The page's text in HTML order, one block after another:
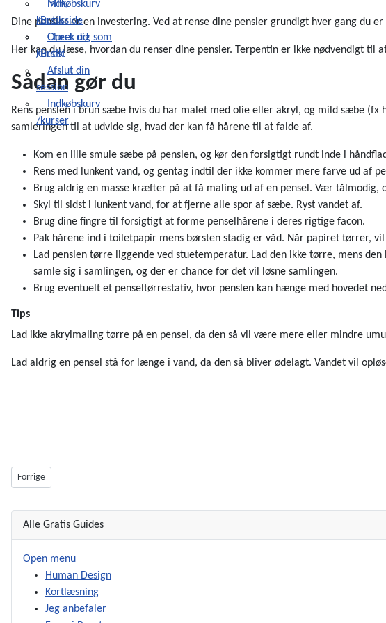
Indkøbskurv
/Butik
Check ud
/Butik
Min
kursusside
Opret dig som
kursist
Afslut din
session
Indkøbskurv
/kurser
Dine pensler er en investering. Ved at rense dine pensler grundigt hver gang du
Her kan du læse, hvordan du renser dine pensler. Terpentin er ikke nødvendigt
Sådan gør du
Rens penslen i brun sæbe hvis du har malet med olie eller akryl, og mild sæbe
samleringen til at udvide sig, hvad der kan få hårene til at falde af.
Kom en lille smule sæbe på penslen, og kør den forsigtigt rundt inde i
Rens med lunkent vand, og gentag indtil der ikke kommer mere farve ud af
Brug aldrig en masse kræfter på at få maling ud af en pensel. Vær tålmodig,
Skyl til sidst i lunkent vand, for at fjerne alle spor af sæbe. Ryst vandet af.
Brug dine fingre til forsigtigt at forme penselhårene i deres rigtige facon.
Pak hårene ind i toiletpapir mens børsten stadig er våd. Når papiret tørrer,
Lad penslen tørre liggende ved stuetemperatur. Lad den ikke tørre, mens
samle sig i samlingen, og der er chance for det vil løsne samlingen.
Brug eventuelt et penseltørrestativ, hvor penslen kan hænge med hovedet
Tips
Lad ikke akrylmaling tørre på en pensel, da den så vil være mere eller mindre
Lad aldrig en pensel stå for længe i vand, da den så bliver ødelagt. Vandet vil
Forrige artikel: Kort introduktion til kunstterapiens historie
Forrige
Alle Gratis Guides
Open menu
Human Design
Kortlæsning
Jeg anbefaler